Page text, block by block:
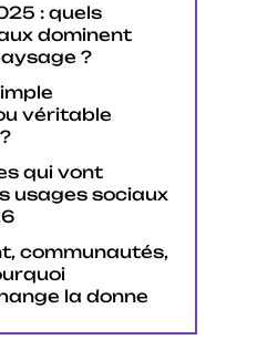
: quels
dominent
?
véritable
qui vont
usages sociaux
communautés,
la donne